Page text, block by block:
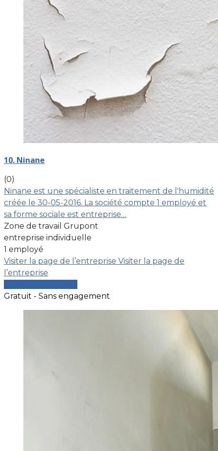
10. Ninane
(0)
Ninane est une spécialiste en traitement de l'humidité
créée le 30-05-2016. La société compte 1 employé et
sa forme sociale est entreprise…
Zone de travail Grupont
entreprise individuelle
1 employé
Visiter la page de l’entreprise Visiter la page de
l’entreprise
Gratuit - Sans engagement